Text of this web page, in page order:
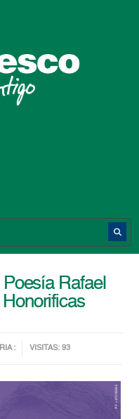
Rafael
: VISITAS: 93